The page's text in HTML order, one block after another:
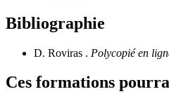
Bibliographie
D. Roviras . Polycopié en
Ces formations